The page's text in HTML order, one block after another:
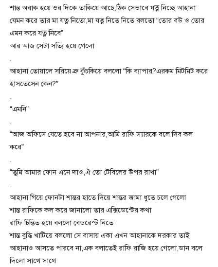
শান্ত অবাক হয়ে ওর দিকে তাকিয়ে আছে,ঠিক সেভাবে যত্ন নিচ্ছে আহানা
যেমন করে তার মা যত্ন নিতো,মা যত্ন নিতে নিতে বলতো “তোর বউ ও তোর
এমন করে যত্ন নিবে”
আর আজ সেটা সত্যি হয়ে গেলো
.
আহানা তোয়ালে সরিয়ে ব্রু কুঁচকিয়ে বললো “কি ব্যাপার?এরকম মিটমিট করে
হাসতেসেন কেন?”
.
“এমনি”
.
“আজ অফিসে যেতে হবে না আপনার,আমি রাফি স্যারকে বলে দিব কল
করে”
.
“তুমি আমার ফোন এনে দাও,ঐ তো টেবিলের উপর রাখা”
.
আহানা গিয়ে ফোনটা শান্তর হাতে দিয়ে শান্তর জামা ধুতে চলে গেলো
শান্ত রাফিকে কল করে জানালো তার এক্সিডেন্টের কথা
রাফি চিন্তিত হয়ে বললো বেডরেস্ট নিতে
শান্ত বুদ্ধি খাটিয়ে বললো সে বাসায় একা এখন আহানাকে দরকার তাই
আহানাও আসতে পারবে না,এক বলাতেই রাফি রাজি হয়ে গেলো,ডান বলে
দিলো সাথে সাথে